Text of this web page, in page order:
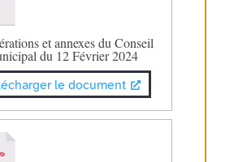
et annexes du Conseil
du 12 Février 2024
le document